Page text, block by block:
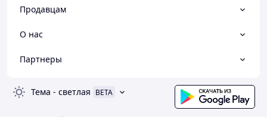
Продавцам
О нас
Партнеры
Тема - светлая BETA